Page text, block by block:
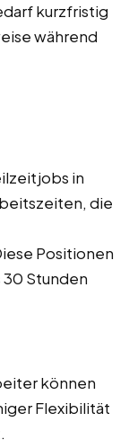
kurzfristig
während
in
die
Positionen
Stunden
können
Flexibilität